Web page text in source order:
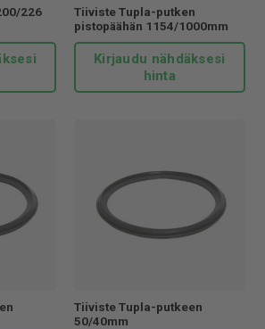
226
Tiiviste Tupla-putken
pistopäähän 1154/1000mm
Kirjaudu nähdäksesi
hinta
Tiiviste Tupla-putkeen
50/40mm